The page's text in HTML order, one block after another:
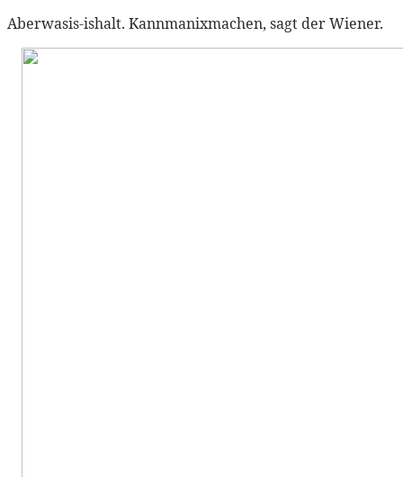
Aberwasis-ishalt. Kannmanixmachen, sagt der Wiener.